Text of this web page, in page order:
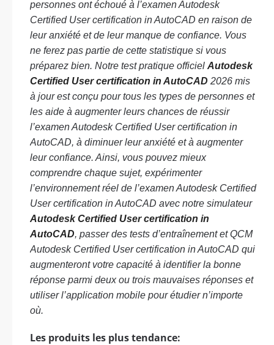
personnes ont échoué à l’examen Autodesk
Certified User certification in AutoCAD en raison de
leur anxiété et de leur manque de confiance. Vous
ne ferez pas partie de cette statistique si vous
préparez bien. Notre test pratique officiel Autodesk
Certified User certification in AutoCAD 2026 mis
à jour est conçu pour tous les types de personnes et
les aide à augmenter leurs chances de réussir
l’examen Autodesk Certified User certification in
AutoCAD, à diminuer leur anxiété et à augmenter
leur confiance. Ainsi, vous pouvez mieux
comprendre chaque sujet, expérimenter
l’environnement réel de l’examen Autodesk Certified
User certification in AutoCAD avec notre simulateur
Autodesk Certified User certification in
AutoCAD, passer des tests d’entraînement et QCM
Autodesk Certified User certification in AutoCAD qui
augmenteront votre capacité à identifier la bonne
réponse parmi deux ou trois mauvaises réponses et
utiliser l’application mobile pour étudier n’importe
où.
Les produits les plus tendance: